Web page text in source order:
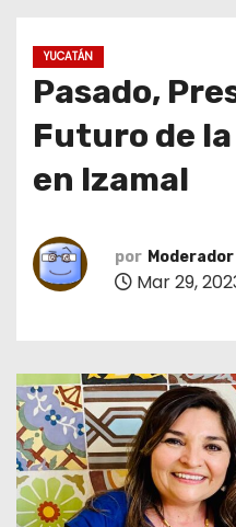
YUCATÁN
Pasado,
Futuro de
en Izamal
por Moderador
Mar 29,